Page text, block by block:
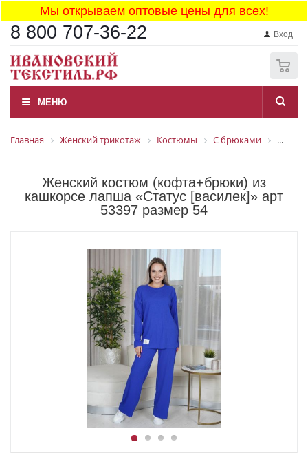
Мы открываем оптовые цены для всех!
8 800 707-36-22 Вход
МЕНЮ
Главная Женский трикотаж Костюмы С брюками ...
Женский костюм (кофта+брюки) из
кашкорсе лапша «Статус [василек]» арт
53397 размер 54